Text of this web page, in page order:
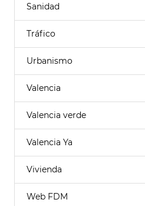
Sanidad
Tráfico
Urbanismo
Valencia
Valencia verde
Valencia Ya
Vivienda
Web FDM